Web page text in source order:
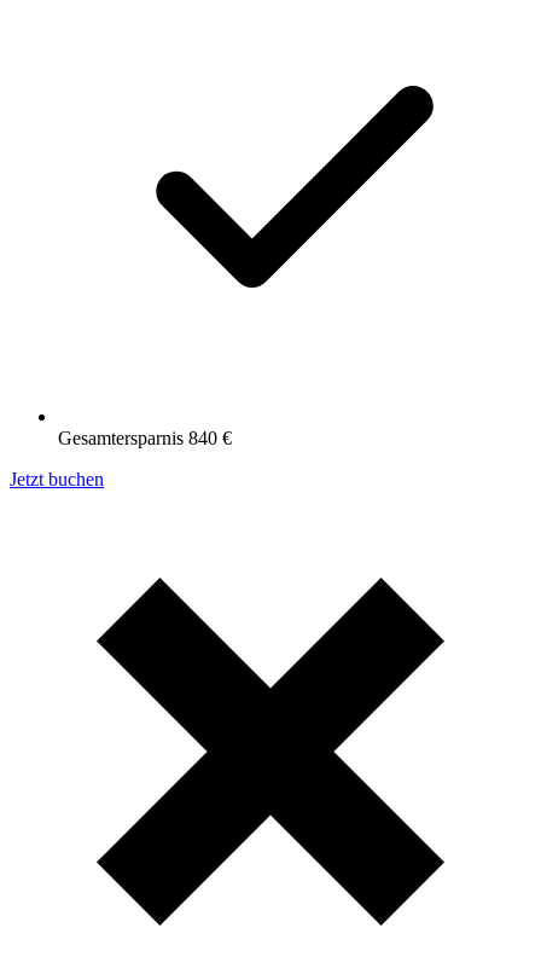
Gesamtersparnis 840 €
Jetzt buchen